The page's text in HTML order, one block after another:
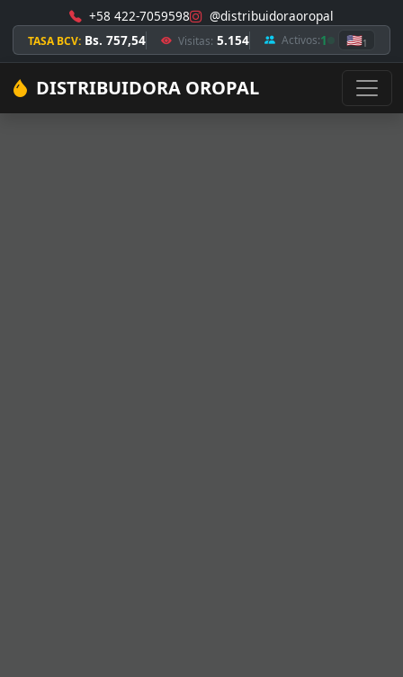
+58 422-7059598 @distribuidoraoropal
TASA BCV: Bs. 757,54 Visitas: 5.154 Activos:1 🇺🇸1
DISTRIBUIDORA OROPAL